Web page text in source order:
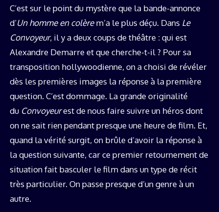
C’est sur le point du mystère que la bande-annonce
d’Un homme en colèrem’a le plus déçu. Dans Le
Convoyeur, il y a deux coups de théâtre : qui est
Alexandre Demarre et que cherche-t-il ? Pour sa
transposition hollywoodienne, on a choisi de révéler
dès les premières images la réponse à la première
question. C’est dommage. La grande originalité
du Convoyeurest de nous faire suivre un héros dont
on ne sait rien pendant presque une heure de film. Et,
quand la vérité surgit, on brûle d’avoir la réponse à
la question suivante, car ce premier retournement de
situation fait basculer le film dans un type de récit
très particulier. On passe presque d’un genre à un
autre.